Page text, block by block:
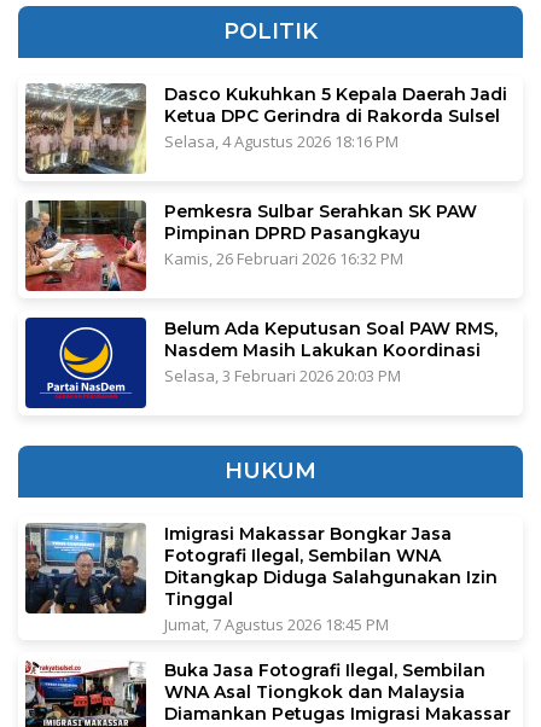
POLITIK
Dasco Kukuhkan 5 Kepala Daerah Jadi
Ketua DPC Gerindra di Rakorda Sulsel
Selasa, 4 Agustus 2026 18:16 PM
Pemkesra Sulbar Serahkan SK PAW
Pimpinan DPRD Pasangkayu
Kamis, 26 Februari 2026 16:32 PM
Belum Ada Keputusan Soal PAW RMS,
Nasdem Masih Lakukan Koordinasi
Selasa, 3 Februari 2026 20:03 PM
HUKUM
Imigrasi Makassar Bongkar Jasa
Fotografi Ilegal, Sembilan WNA
Ditangkap Diduga Salahgunakan Izin
Tinggal
Jumat, 7 Agustus 2026 18:45 PM
Buka Jasa Fotografi Ilegal, Sembilan
WNA Asal Tiongkok dan Malaysia
Diamankan Petugas Imigrasi Makassar